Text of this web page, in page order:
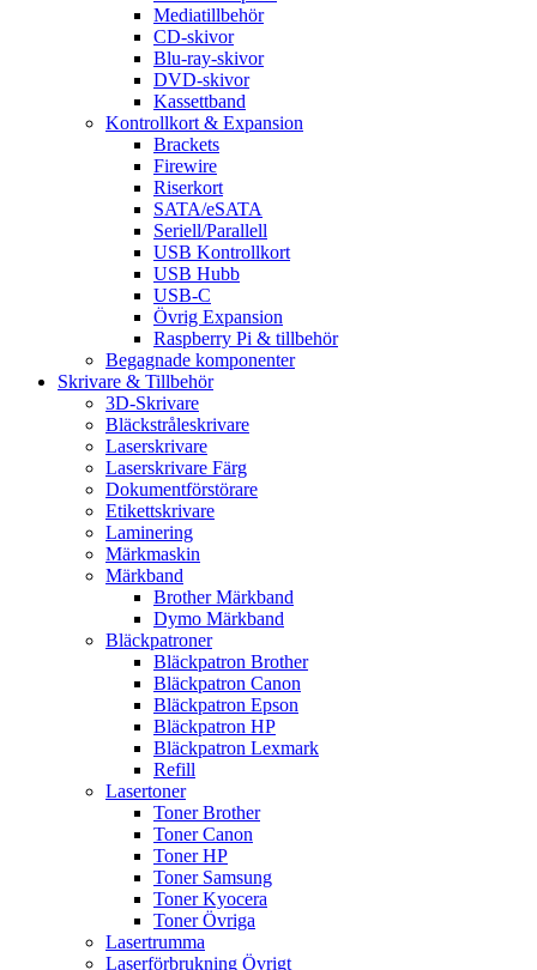
Mediatillbehör
CD-skivor
Blu-ray-skivor
DVD-skivor
Kassettband
Kontrollkort & Expansion
Brackets
Firewire
Riserkort
SATA/eSATA
Seriell/Parallell
USB Kontrollkort
USB Hubb
USB-C
Övrig Expansion
Raspberry Pi & tillbehör
Begagnade komponenter
Skrivare & Tillbehör
3D-Skrivare
Bläckstråleskrivare
Laserskrivare
Laserskrivare Färg
Dokumentförstörare
Etikettskrivare
Laminering
Märkmaskin
Märkband
Brother Märkband
Dymo Märkband
Bläckpatroner
Bläckpatron Brother
Bläckpatron Canon
Bläckpatron Epson
Bläckpatron HP
Bläckpatron Lexmark
Refill
Lasertoner
Toner Brother
Toner Canon
Toner HP
Toner Samsung
Toner Kyocera
Toner Övriga
Lasertrumma
Laserförbrukning Övrigt